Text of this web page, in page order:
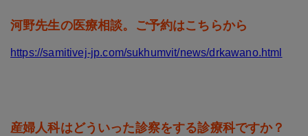
河野先生の医療相談。ご予約はこちらから
https://samitivej-jp.com/sukhumvit/news/drkawano.html
産婦人科はどういった診察をする診療科ですか？